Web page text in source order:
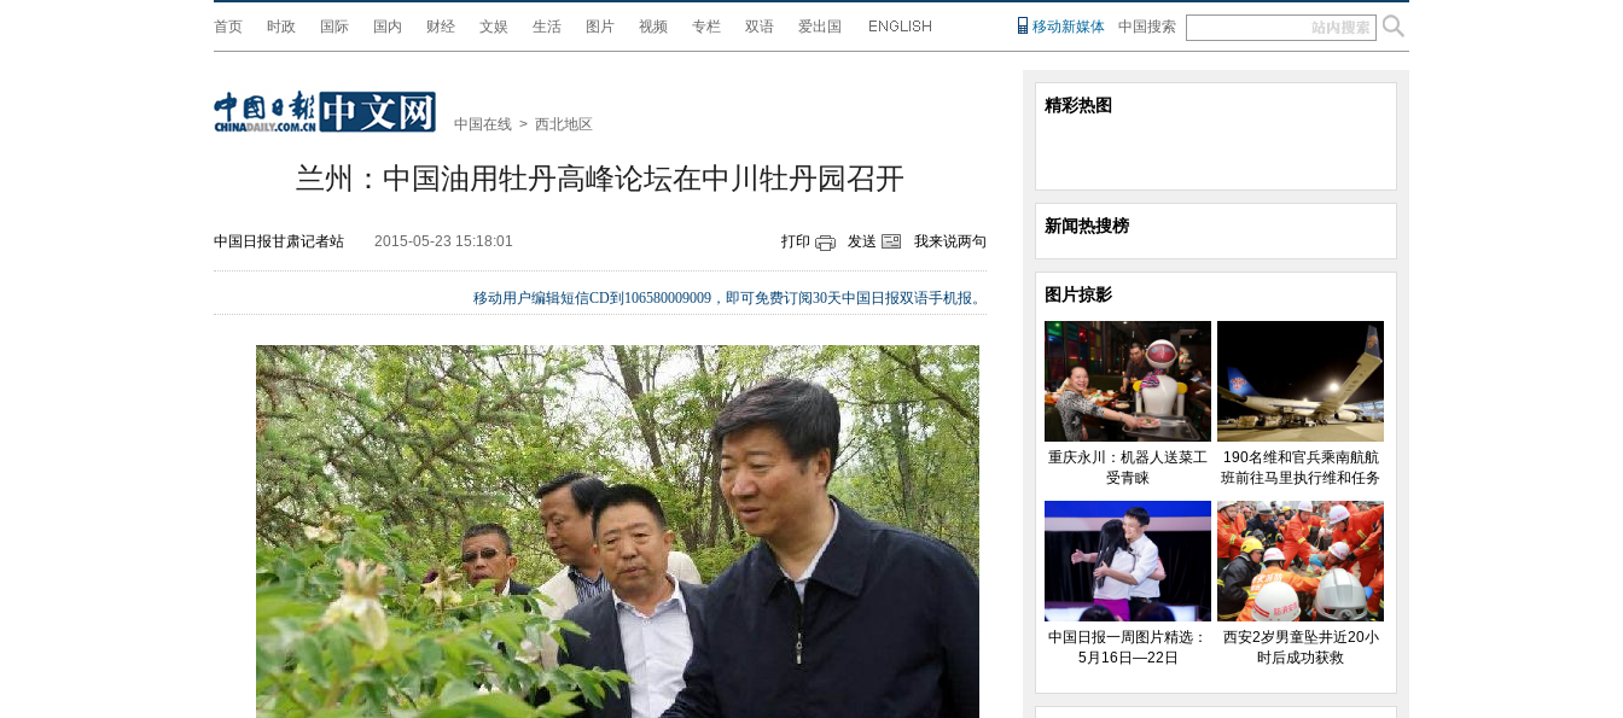
首页 时政 国际 国内 财经 文娱 生活 图片 视频 专栏 双语 爱出国 移动新媒体 中国搜索
中国在线 > 西北地区
兰州：中国油用牡丹高峰论坛在中川牡丹园召开
中国日报甘肃记者站 2015-05-23 15:18:01 打印 发送 我来说两句
移动用户编辑短信CD到106580009009，即可免费订阅30天中国日报双语手机报。
精彩热图
新闻热搜榜
图片掠影
重庆永川：机器人送菜工
受青睐
190名维和官兵乘南航航
班前往马里执行维和任务
中国日报一周图片精选：
5月16日—22日
西安2岁男童坠井近20小
时后成功获救